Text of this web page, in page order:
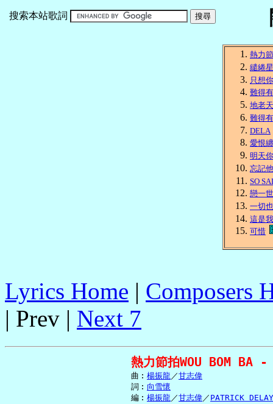
搜索本站歌詞
熱力
繾綣
只想
難得
地老
難得
DELA
愛恨
明天
忘記他
SO
戀一
一切
這是
可惜
Lyrics Home | Composers
| Prev | Next 7
熱力節拍WOU BOM BA
     曲︰
楊振龍／甘志偉
     詞︰
向雪懷
     編︰
楊振龍／甘志偉／ PATRICK DELAY